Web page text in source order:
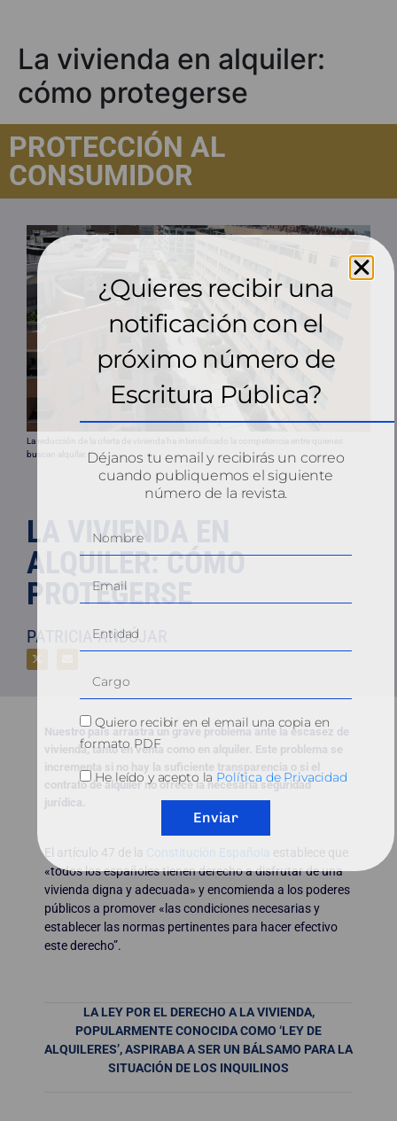
La vivienda en alquiler:
cómo protegerse
PROTECCIÓN AL
CONSUMIDOR
La reducción de la oferta de vivienda ha intensificado la competencia entre quienes
buscan alquilar.
LA VIVIENDA EN
ALQUILER: CÓMO
PROTEGERSE
PATRICIA ANDÚJAR
Nuestro país arrastra un grave problema ante la escasez de
vivienda, tanto en venta como en alquiler. Este problema se
incrementa si no hay la suficiente transparencia o si el
contrato de alquiler no ofrece la necesaria seguridad
jurídica.
El artículo 47 de la Constitución Española establece que
«todos los españoles tienen derecho a disfrutar de una
vivienda digna y adecuada» y encomienda a los poderes
públicos a promover «las condiciones necesarias y
establecer las normas pertinentes para hacer efectivo
este derecho”.
LA LEY POR EL DERECHO A LA VIVIENDA,
POPULARMENTE CONOCIDA COMO ‘LEY DE
ALQUILERES’, ASPIRABA A SER UN BÁLSAMO PARA LA
SITUACIÓN DE LOS INQUILINOS
¿Quieres recibir una
notificación con el
próximo número de
Escritura Pública?
Déjanos tu email y recibirás un correo
cuando publiquemos el siguiente
número de la revista.
Quiero recibir en el email una copia en
formato PDF
He leído y acepto la Política de Privacidad
Enviar